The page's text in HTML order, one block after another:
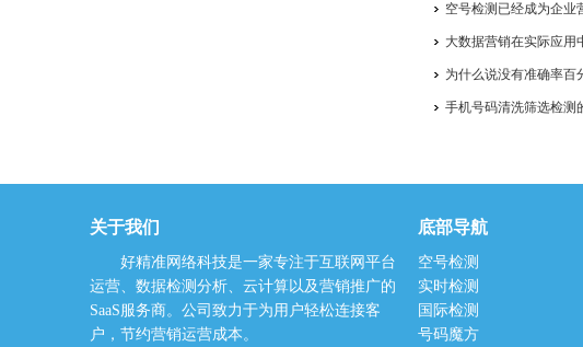
空号检测已经成为企业
大数据营销在实际应用
为什么说没有准确率百
手机号码清洗筛选检测
关于我们
好精准网络科技是一家专注于互联网平台
运营、数据检测分析、云计算以及营销推广的
SaaS服务商。公司致力于为用户轻松连接客
户，节约营销运营成本。
底部导航
空号检测
实时检测
国际检测
号码魔方